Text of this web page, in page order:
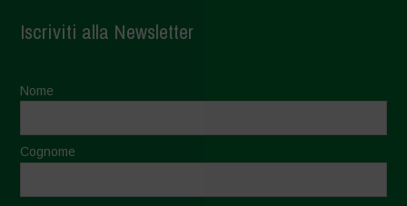
Iscriviti alla Newsletter
Nome
Cognome